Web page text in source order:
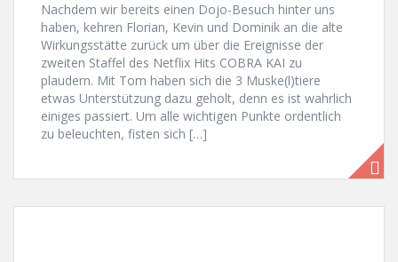
Nachdem wir bereits einen Dojo-Besuch hinter uns
haben, kehren Florian, Kevin und Dominik an die alte
Wirkungsstätte zurück um über die Ereignisse der
zweiten Staffel des Netflix Hits COBRA KAI zu
plaudern. Mit Tom haben sich die 3 Muske(l)tiere
etwas Unterstützung dazu geholt, denn es ist wahrlich
einiges passiert. Um alle wichtigen Punkte ordentlich
zu beleuchten, fisten sich […]